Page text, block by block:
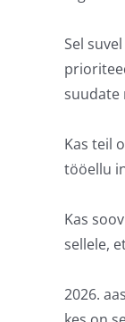
Sel
suudate
Kas teil
tööellu
Kas
sellele,
2026.